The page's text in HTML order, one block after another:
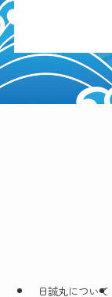
日誠丸について